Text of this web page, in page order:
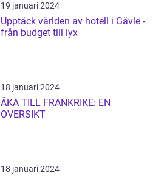
19 januari 2024
Upptäck världen av hotell i Gävle -
från budget till lyx
18 januari 2024
ÅKA TILL FRANKRIKE: EN
OVERSIKT
18 januari 2024